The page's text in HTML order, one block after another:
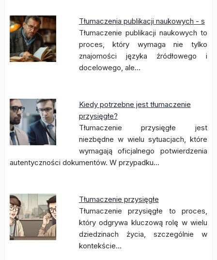
Tłumaczenia publikacji naukowych - s
Tłumaczenie publikacji naukowych to
proces, który wymaga nie tylko
znajomości języka źródłowego i
docelowego, ale…
Kiedy potrzebne jest tłumaczenie
przysięgłe?
Tłumaczenie przysięgłe jest
niezbędne w wielu sytuacjach, które
wymagają oficjalnego potwierdzenia
autentyczności dokumentów. W przypadku…
Tłumaczenie przysięgłe
Tłumaczenie przysięgłe to proces,
który odgrywa kluczową rolę w wielu
dziedzinach życia, szczególnie w
kontekście…